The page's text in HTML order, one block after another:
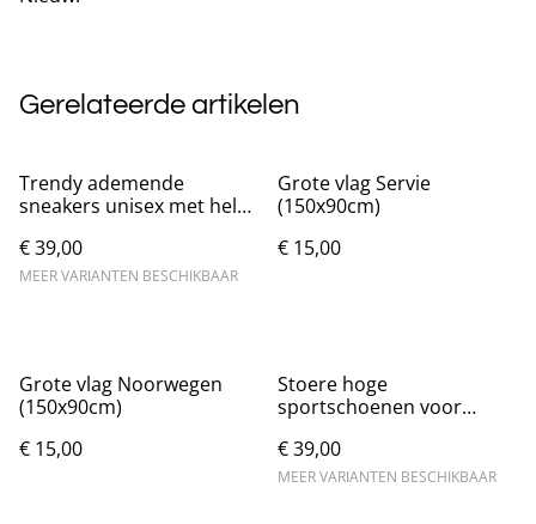
Gerelateerde artikelen
Trendy ademende
sneakers unisex met hele
€ 39,00
MEER VARIANTEN BESCHIKBAAR
Grote vlag Servie
(150x90cm)
€ 15,00
Grote vlag Noorwegen
(150x90cm)
€ 15,00
Stoere hoge
sportschoenen voor
€ 39,00
MEER VARIANTEN BESCHIKBAAR